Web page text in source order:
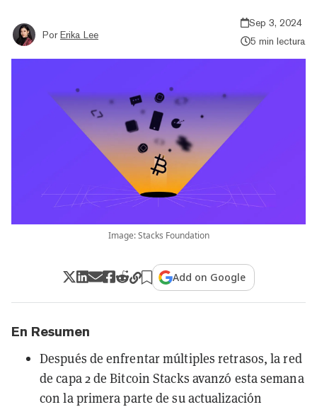
Por Erika Lee
Sep 3, 2024
5 min lectura
Image: Stacks Foundation
Add on Google
En Resumen
Después de enfrentar múltiples retrasos, la red
de capa 2 de Bitcoin Stacks avanzó esta semana
con la primera parte de su actualización